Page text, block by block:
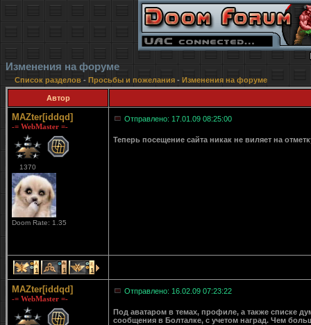
Изменения на форуме
Список разделов- Просьбы и пожелания - Изменения на форуме
Автор
MAZter[iddqd]
-= WebMaster =-
1370
Doom Rate: 1.35
Отправлено: 17.01.09 08:25:00
Теперь посещение сайта никак не виляет на
1 1 1
MAZter[iddqd]
-= WebMaster =-
Отправлено: 16.02.09 07:23:22
Под аватаром в темах, профиле, а также списке
сообщения в Болталке, с учетом наград. Чем